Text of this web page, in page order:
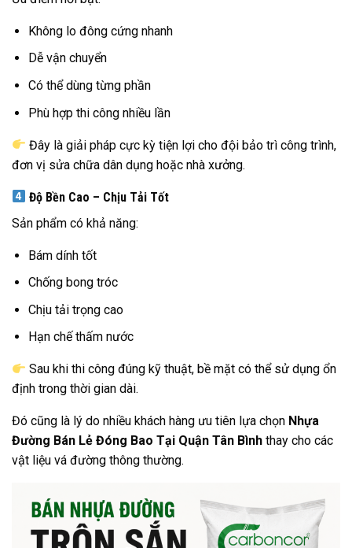
Không lo đông cứng nhanh
Dễ vận chuyển
Có thể dùng từng phần
Phù hợp thi công nhiều lần
Đây là giải pháp cực kỳ tiện lợi cho đội bảo trì công trình,
đơn vị sửa chữa dân dụng hoặc nhà xưởng.
Độ Bền Cao – Chịu Tải Tốt
Sản phẩm có khả năng:
Bám dính tốt
Chống bong tróc
Chịu tải trọng cao
Hạn chế thấm nước
Sau khi thi công đúng kỹ thuật, bề mặt có thể sử dụng ổn
định trong thời gian dài.
Đó cũng là lý do nhiều khách hàng ưu tiên lựa chọn Nhựa
Đường Bán Lẻ Đóng Bao Tại Quận Tân Bình thay cho các
vật liệu vá đường thông thường.